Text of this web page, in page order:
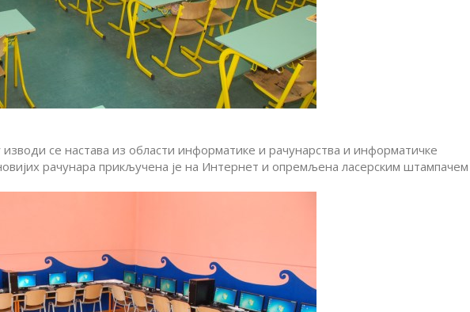
се настава из области информатике и рачунарства и информатичке
рачунара прикључена је на Интернет и опремљена ласерским